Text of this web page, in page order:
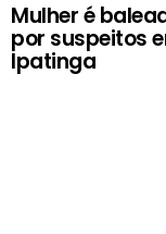
Mulher é
por suspeitos
Ipatinga